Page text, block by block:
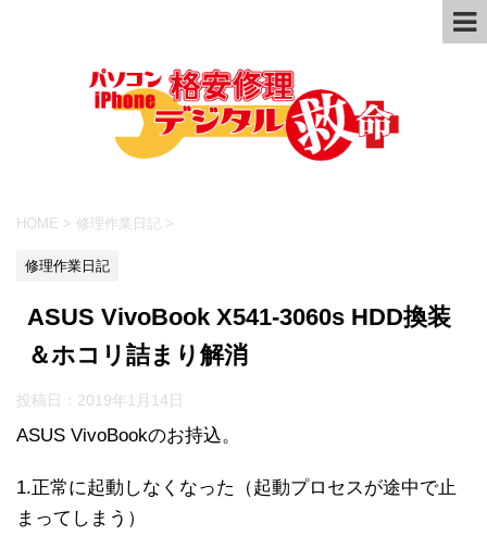
HOME > 修理作業日記 >
修理作業日記
ASUS VivoBook X541-3060s HDD換装
＆ホコリ詰まり解消
投稿日： 2019年1月14日
ASUS VivoBookのお持込。
1.正常に起動しなくなった（起動プロセスが途中で止
まってしまう）